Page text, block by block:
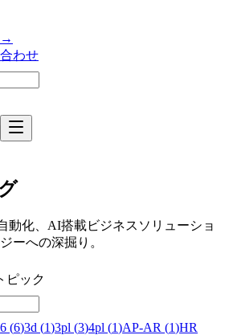
→
わせ
動化、AI搭載ビジネスソリューショ
ーへの深掘り。
ピック
(6)3d (1)3pl (3)4pl (1)AP-AR (1)HR